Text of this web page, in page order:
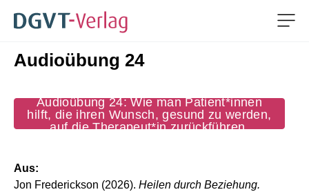
ZUM HAUPTINHALT SPRINGEN
Audioübung 24
Audioübung 24: Wie man Patient*innen
hilft, die ihren Wunsch, gesund zu werden,
auf die Therapeut*in zurückführen
Aus:
Jon Frederickson (2026). Heilen durch Beziehung.